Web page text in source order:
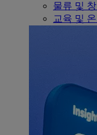
물류 및
교육 및